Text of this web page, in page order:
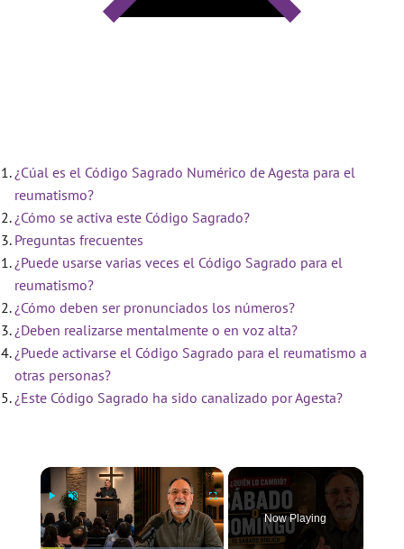
¿Cúal es el Código Sagrado Numérico de Agesta para el
reumatismo?
¿Cómo se activa este Código Sagrado?
Preguntas frecuentes
¿Puede usarse varias veces el Código Sagrado para el
reumatismo?
¿Cómo deben ser pronunciados los números?
¿Deben realizarse mentalmente o en voz alta?
¿Puede activarse el Código Sagrado para el reumatismo a
otras personas?
¿Este Código Sagrado ha sido canalizado por Agesta?
×
Now Playing